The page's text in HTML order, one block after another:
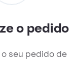
o pedido
o seu pedido de